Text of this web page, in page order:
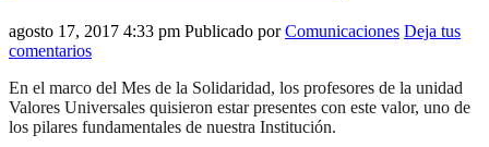
agosto 17, 2017 4:33 pm Publicado porComunicaciones Deja tus
comentarios
En el marco del Mes de la Solidaridad, los profesores de la unidad
Valores Universales quisieron estar presentes con este valor, uno de
los pilares fundamentales de nuestra Institución.